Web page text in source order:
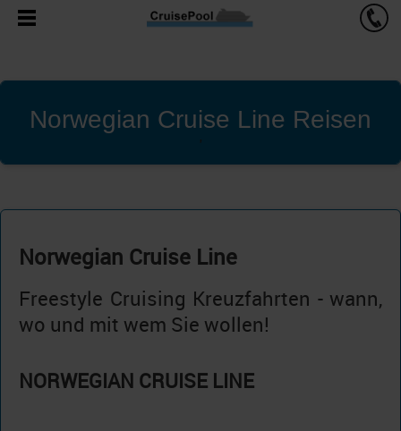
Norwegian Cruise Line Reisen
'
Norwegian Cruise Line
Freestyle Cruising Kreuzfahrten - wann,
wo und mit wem Sie wollen!
NORWEGIAN CRUISE LINE